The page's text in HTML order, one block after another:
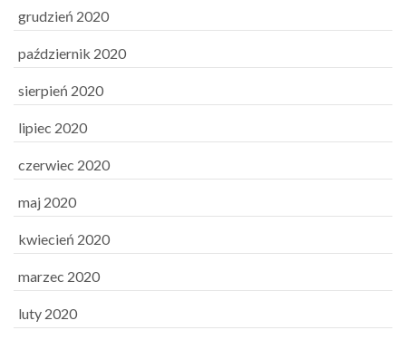
grudzień 2020
październik 2020
sierpień 2020
lipiec 2020
czerwiec 2020
maj 2020
kwiecień 2020
marzec 2020
luty 2020